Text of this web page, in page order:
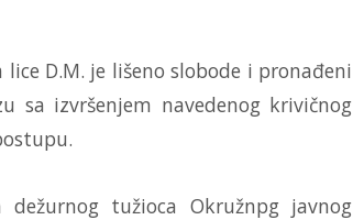
D.M. je lišeno slobode i pronađeni
izvršenjem navedenog krivičnog
tužioca Okružnpg javnog